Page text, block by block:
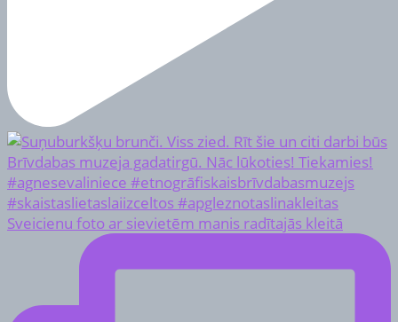
Sveicienu foto ar sievietēm manis radītajās kleitā